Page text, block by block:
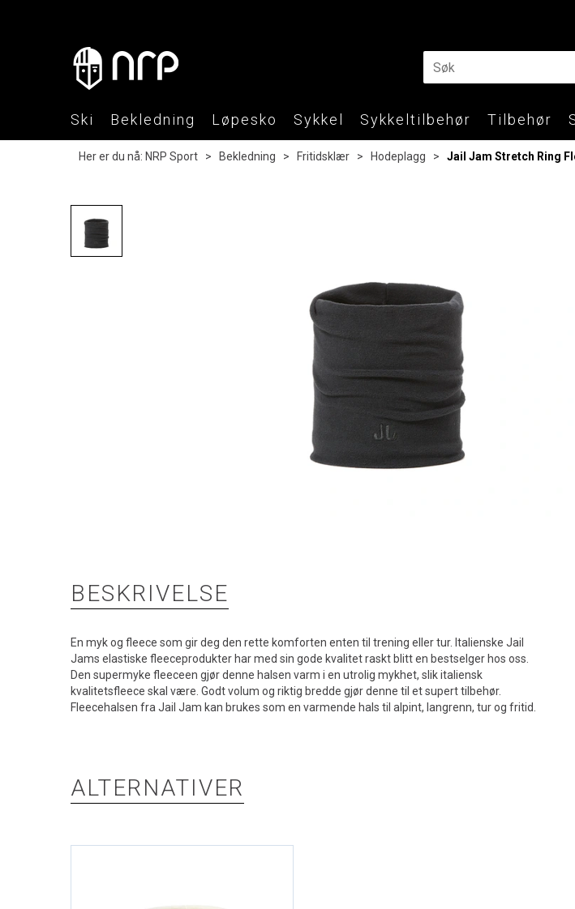
Ski Bekledning Løpesko Sykkel Sykkeltilbehør Tilbehør
Her er du nå: NRP Sport > Bekledning > Fritidsklær > Hodeplagg > Jail Jam Stretch Ring
BESKRIVELSE
En myk og fleece som gir deg den rette komforten enten til trening eller tur. Italienske Jail
Jams elastiske fleeceprodukter har med sin gode kvalitet raskt blitt en bestselger hos oss.
Den supermyke fleeceen gjør denne halsen varm i en utrolig mykhet, slik italiensk
kvalitetsfleece skal være. Godt volum og riktig bredde gjør denne til et supert tilbehør.
Fleecehalsen fra Jail Jam kan brukes som en varmende hals til alpint, langrenn, tur og fritid.
ALTERNATIVER